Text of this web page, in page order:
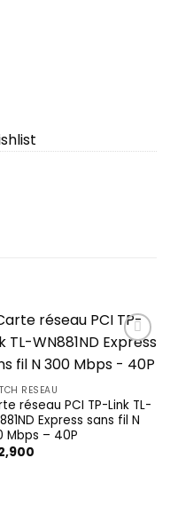
wishlist
RESEAU
réseau PCI TP-Link TL-
Express sans fil N
Mbps – 40P